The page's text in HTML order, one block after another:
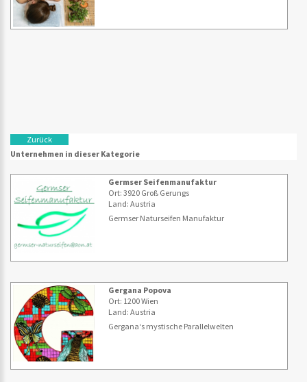
Zurück
Unternehmen in dieser Kategorie
Germser Seifenmanufaktur
Ort: 3920 Groß Gerungs
Land: Austria
Germser Naturseifen Manufaktur
Gergana Popova
Ort: 1200 Wien
Land: Austria
Gergana‘s mystische Parallelwelten